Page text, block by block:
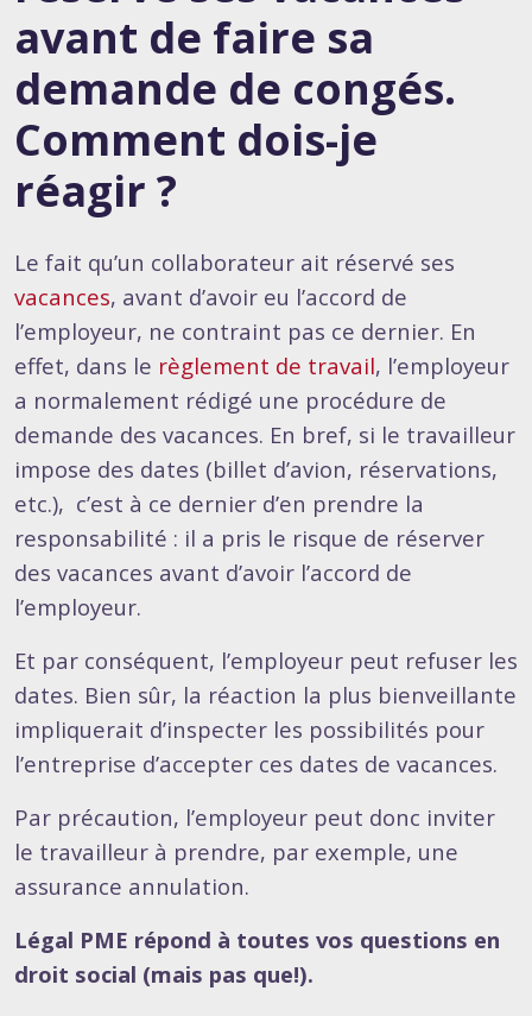
avant de faire sa
demande de congés.
Comment dois-je
réagir ?
Le fait qu’un collaborateur ait réservé ses
vacances, avant d’avoir eu l’accord de
l’employeur, ne contraint pas ce dernier. En
effet, dans le règlement de travail, l’employeur
a normalement rédigé une procédure de
demande des vacances. En bref, si le travailleur
impose des dates (billet d’avion, réservations,
etc.), c’est à ce dernier d’en prendre la
responsabilité : il a pris le risque de réserver
des vacances avant d’avoir l’accord de
l’employeur.
Et par conséquent, l’employeur peut refuser les
dates. Bien sûr, la réaction la plus bienveillante
impliquerait d’inspecter les possibilités pour
l’entreprise d’accepter ces dates de vacances.
Par précaution, l’employeur peut donc inviter
le travailleur à prendre, par exemple, une
assurance annulation.
Légal PME répond à toutes vos questions en
droit social (mais pas que!).